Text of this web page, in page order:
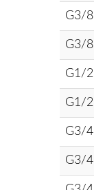
G3/8
G3/8
G1/2
G1/2
G3/4
G3/4